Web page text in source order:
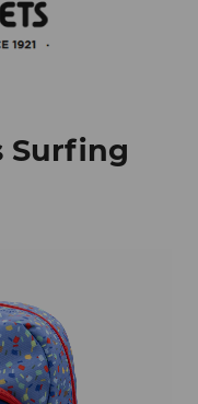
Surfing